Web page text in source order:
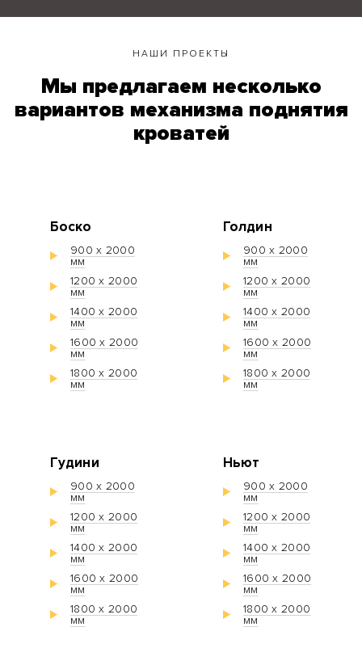
НАШИ ПРОЕКТЫ
Мы предлагаем несколько
вариантов механизма поднятия
кроватей
Боско
900 х 2000
мм
1200 х 2000
мм
1400 х 2000
мм
1600 х 2000
мм
1800 х 2000
мм
Голдин
900 х 2000
мм
1200 х 2000
мм
1400 х 2000
мм
1600 х 2000
мм
1800 х 2000
мм
Гудини
900 х 2000
мм
1200 х 2000
мм
1400 х 2000
мм
1600 х 2000
мм
1800 х 2000
мм
Ньют
900 х 2000
мм
1200 х 2000
мм
1400 х 2000
мм
1600 х 2000
мм
1800 х 2000
мм